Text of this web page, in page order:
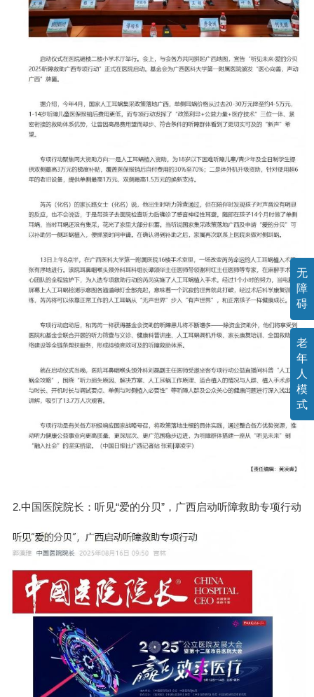
无
障
碍
老
年
人
模
式
2.中国医院院长：听见“爱的分贝”，广西启动听障救助专项行动